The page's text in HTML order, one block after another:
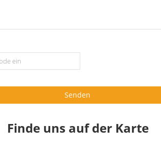
Senden
Finde uns auf der Karte